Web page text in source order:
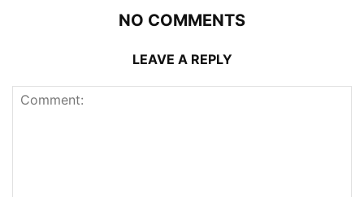
NO COMMENTS
LEAVE A REPLY